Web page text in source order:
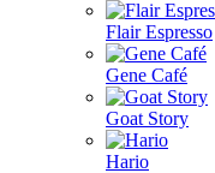
Flair Espresso
Gene Café
Goat Story
Hario